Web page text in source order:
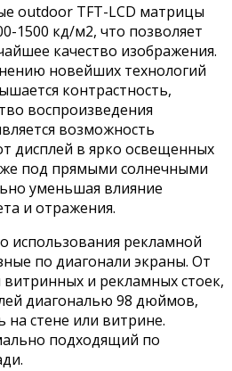
outdoor TFT-LCD матрицы
1500 кд/м2, что позволяет
качество изображения.
новейших технологий
контрастность,
воспроизведения
возможность
дисплей в ярко освещенных
под прямыми солнечными
уменьшая влияние
и отражения.
использования рекламной
по диагонали экраны. От
и рекламных стоек,
диагональю 98 дюймов,
на стене или витрине.
подходящий по